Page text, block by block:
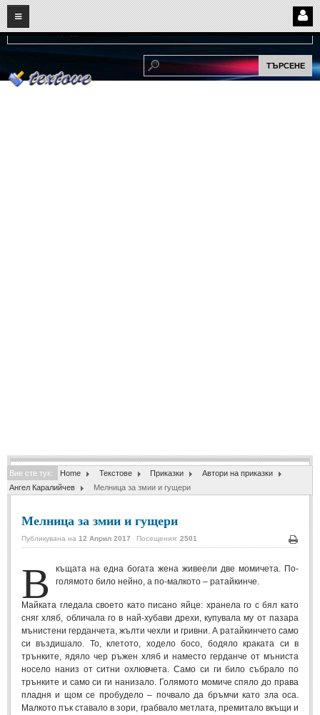
08 2026
Нови: Надежда...
НАЧАЛО
ПОТРЕБИТЕЛСКИ СТРАНИЦИ
Стихове с видео (28)
Поезия - класика
Стихове за Баба Марта
Коледа и Нова Година (7)
ОСМИ МАРТ
Стихове за Жената (33)
Стихове за Осми Март (4)
Стихове за Мама
ТЕКСТОВЕ
Вие сте тук: Home Текстове Приказки
Автори на приказки
Ангел Каралийчев
Мелница за змии и гущери
Мелница за змии и гущери
Печат
Публикувана на 12 Април 2017 Посещения: 2501
В
къщата на една богата жена живеели две момичета. По-
голямото било нейно, а по-малкото – ратайкинче.
Майката гледала своето като писано яйце: хранела го с бял като
сняг хляб, обличала го в най-хубави дрехи, купувала му от пазара
мънистени герданчета, жълти чехли и гривни. А ратайкинчето само
си въздишало. То, клетото, ходело босо, бодяло краката си в
трънките, ядяло чер ръжен хляб и наместо герданче от мъниста
носело наниз от ситни охлювчета. Само си ги било събрало по
трънките и само си ги нанизало. Голямото момиче спяло до права
пладня и щом се пробудело – почвало да бръмчи като зла оса.
Малкото пък ставало в зори, грабвало метлата, премитало вкъщи и